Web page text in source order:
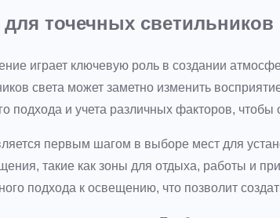
точечных светильников
играет ключевую роль в создании
света может заметно изменить
подхода и учета различных факторов,
первым шагом в выборе мест для
такие как зоны для отдыха, работы и
подхода к освещению, что позволит